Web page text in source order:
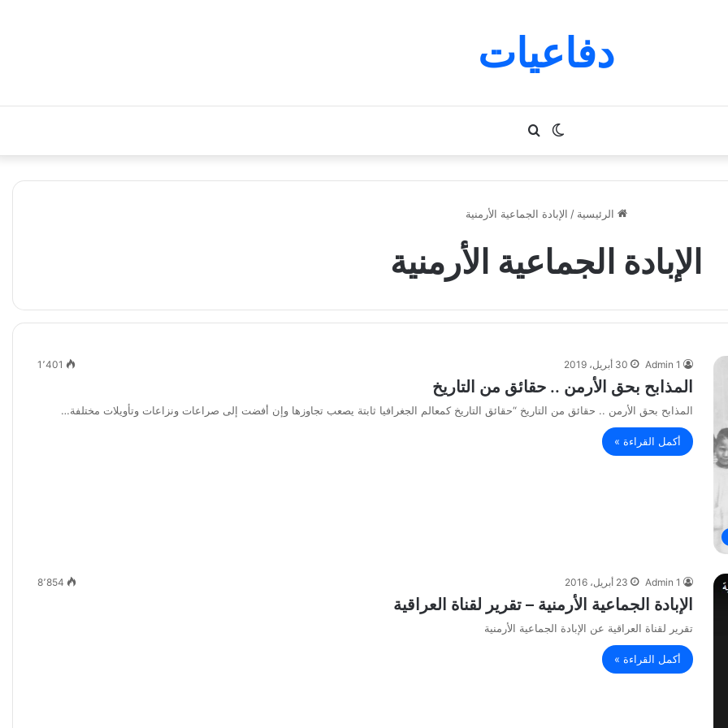
دفاعيات
بحث
عن
الوضع
المظلم
الرئيسية / الإبادة الجماعية الأرمنية
الإبادة الجماعية الأرمنية
Admin 1 30 أبريل، 2019 1٬401
المذابح بحق الأرمن .. حقائق من التاريخ
المذابح بحق الأرمن .. حقائق من التاريخ “حقائق التاريخ كمعالم الجغرافيا ثابتة يصعب تجاوزها وإن أفضت إلى صراعات ونزاعات وتأويلات مختلفة…
أكمل القراءة »
Admin 1 23 أبريل، 2016 8٬854
الإبادة الجماعية الأرمنية – تقرير لقناة العراقية
تقرير لقناة العراقية عن الإبادة الجماعية الأرمنية
أكمل القراءة »